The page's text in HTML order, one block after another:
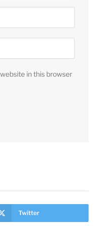
in this browser
Twitter